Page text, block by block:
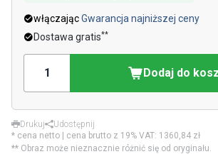
włączającGwarancja najniższej ceny
Dostawa gratis**
Dodaj do
Drukuj
Udostępnij
* cena netto | cena brutto z 19% VAT: 1360,84 zł
** Obraz może nieznacznie różnić się od oryginału.